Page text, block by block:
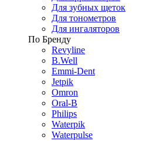
Для зубных щеток
Для тонометров
Для ингаляторов
По Бренду
Revyline
B.Well
Emmi-Dent
Jetpik
Omron
Oral-B
Philips
Waterpik
Waterpulse